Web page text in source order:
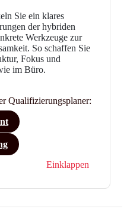
Sie ein klares
der hybriden
Werkzeuge zur
So schaffen Sie
Fokus und
im Büro.
Qualifizierungsplaner:
Einklappen